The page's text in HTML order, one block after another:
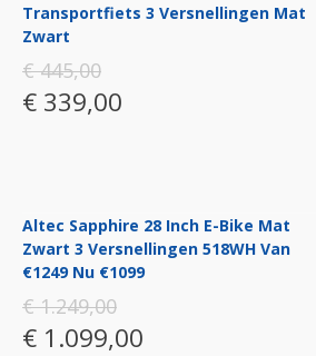
Transportfiets 3 Versnellingen Mat
Zwart
€ 445,00
€ 339,00
Altec Sapphire 28 Inch E-Bike Mat
Zwart 3 Versnellingen 518WH Van
€1249 Nu €1099
€ 1.249,00
€ 1.099,00